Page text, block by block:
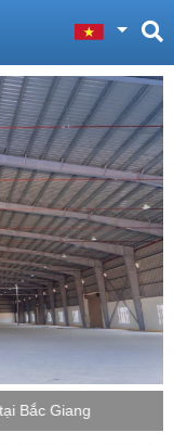
Giang